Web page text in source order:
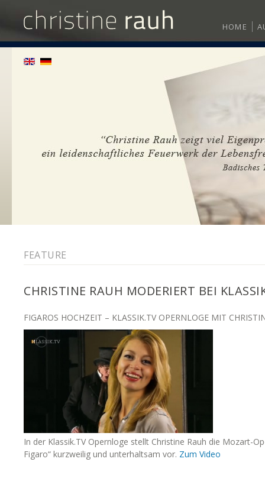
HOME
FEATURE
CHRISTINE RAUH MODERIERT BEI
FIGAROS HOCHZEIT – KLASSIK.TV OPERNLOGE MIT
In der Klassik.TV Opernloge stellt Christine Rauh die Mozart-
Figaro“ kurzweilig und unterhaltsam vor. Zum Video